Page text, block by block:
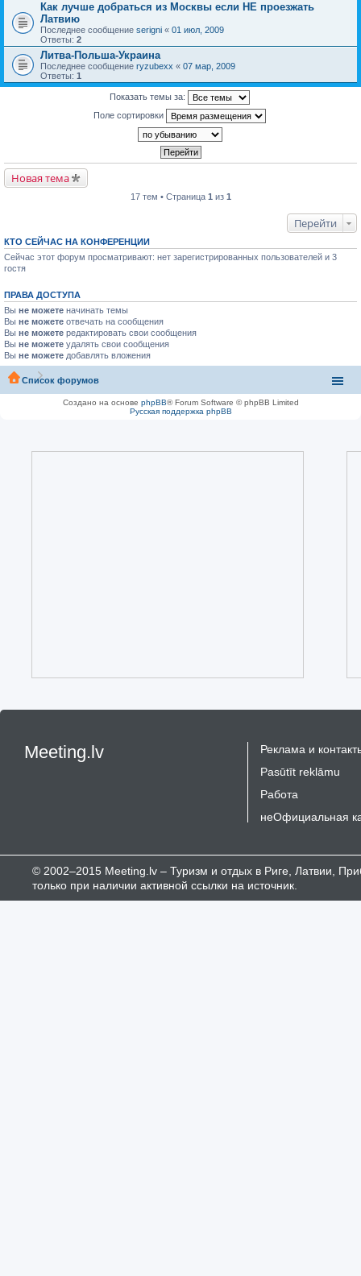
Как лучше добраться из Москвы если НЕ проезжать
Латвию
Последнее сообщение serigni « 01 июл, 2009
Ответы: 2
Литва-Польша-Украина
Последнее сообщение ryzubexx « 07 мар, 2009
Ответы: 1
Показать темы за:
Поле сортировки
Новая тема
17 тем • Страница 1 из 1
Перейти
КТО СЕЙЧАС НА КОНФЕРЕНЦИИ
Сейчас этот форум просматривают: нет зарегистрированных пользователей и 3
гостя
ПРАВА ДОСТУПА
Вы не можете начинать темы
Вы не можете отвечать на сообщения
Вы не можете редактировать свои сообщения
Вы не можете удалять свои сообщения
Вы не можете добавлять вложения
Список форумов
Создано на основе phpBB® Forum Software © phpBB Limited
Русская поддержка phpBB
Meeting.lv
Реклама и
Pasūtīt reklāmu
Работа
неОфициальная
© 2002–2015 Meeting.lv – Туризм и отдых в Риге, Латвии,
только при наличии активной ссылки на источник.